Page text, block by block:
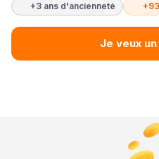
+3 ans d'ancienneté
Je veux